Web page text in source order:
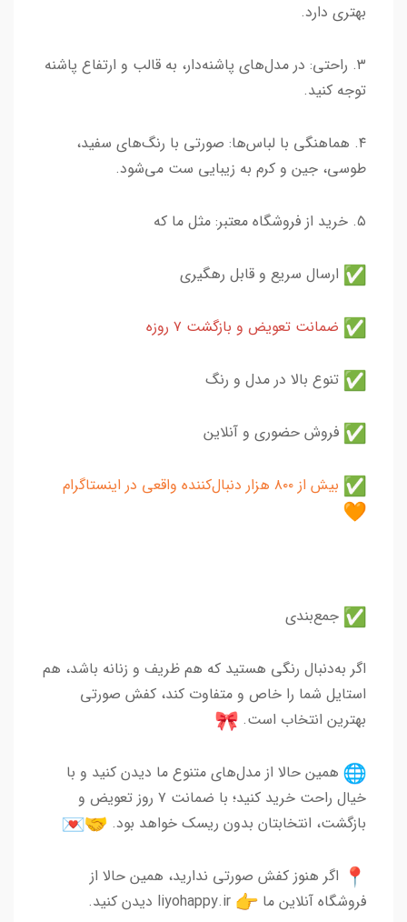
بهتری دارد.
۳. راحتی: در مدل‌های پاشنه‌دار، به قالب و ارتفاع پاشنه
توجه کنید.
۴. هماهنگی با لباس‌ها: صورتی با رنگ‌های سفید،
طوسی، جین و کرم به زیبایی ست می‌شود.
۵. خرید از فروشگاه معتبر: مثل ما که
ارسال سریع و قابل رهگیری
ضمانت تعویض و بازگشت ۷ روزه
تنوع بالا در مدل و رنگ
فروش حضوری و آنلاین
بیش از ۸۰۰ هزار دنبال‌کننده واقعی در اینستاگرام
جمع‌بندی
اگر به‌دنبال رنگی هستید که هم ظریف و زنانه باشد، هم
استایل شما را خاص و متفاوت کند، کفش صورتی
بهترین انتخاب است.
همین حالا از مدل‌های متنوع ما دیدن کنید و با
خیال راحت خرید کنید؛ با ضمانت ۷ روز تعویض و
بازگشت، انتخابتان بدون ریسک خواهد بود.
اگر هنوز کفش صورتی ندارید، همین حالا از
فروشگاه آنلاین ما